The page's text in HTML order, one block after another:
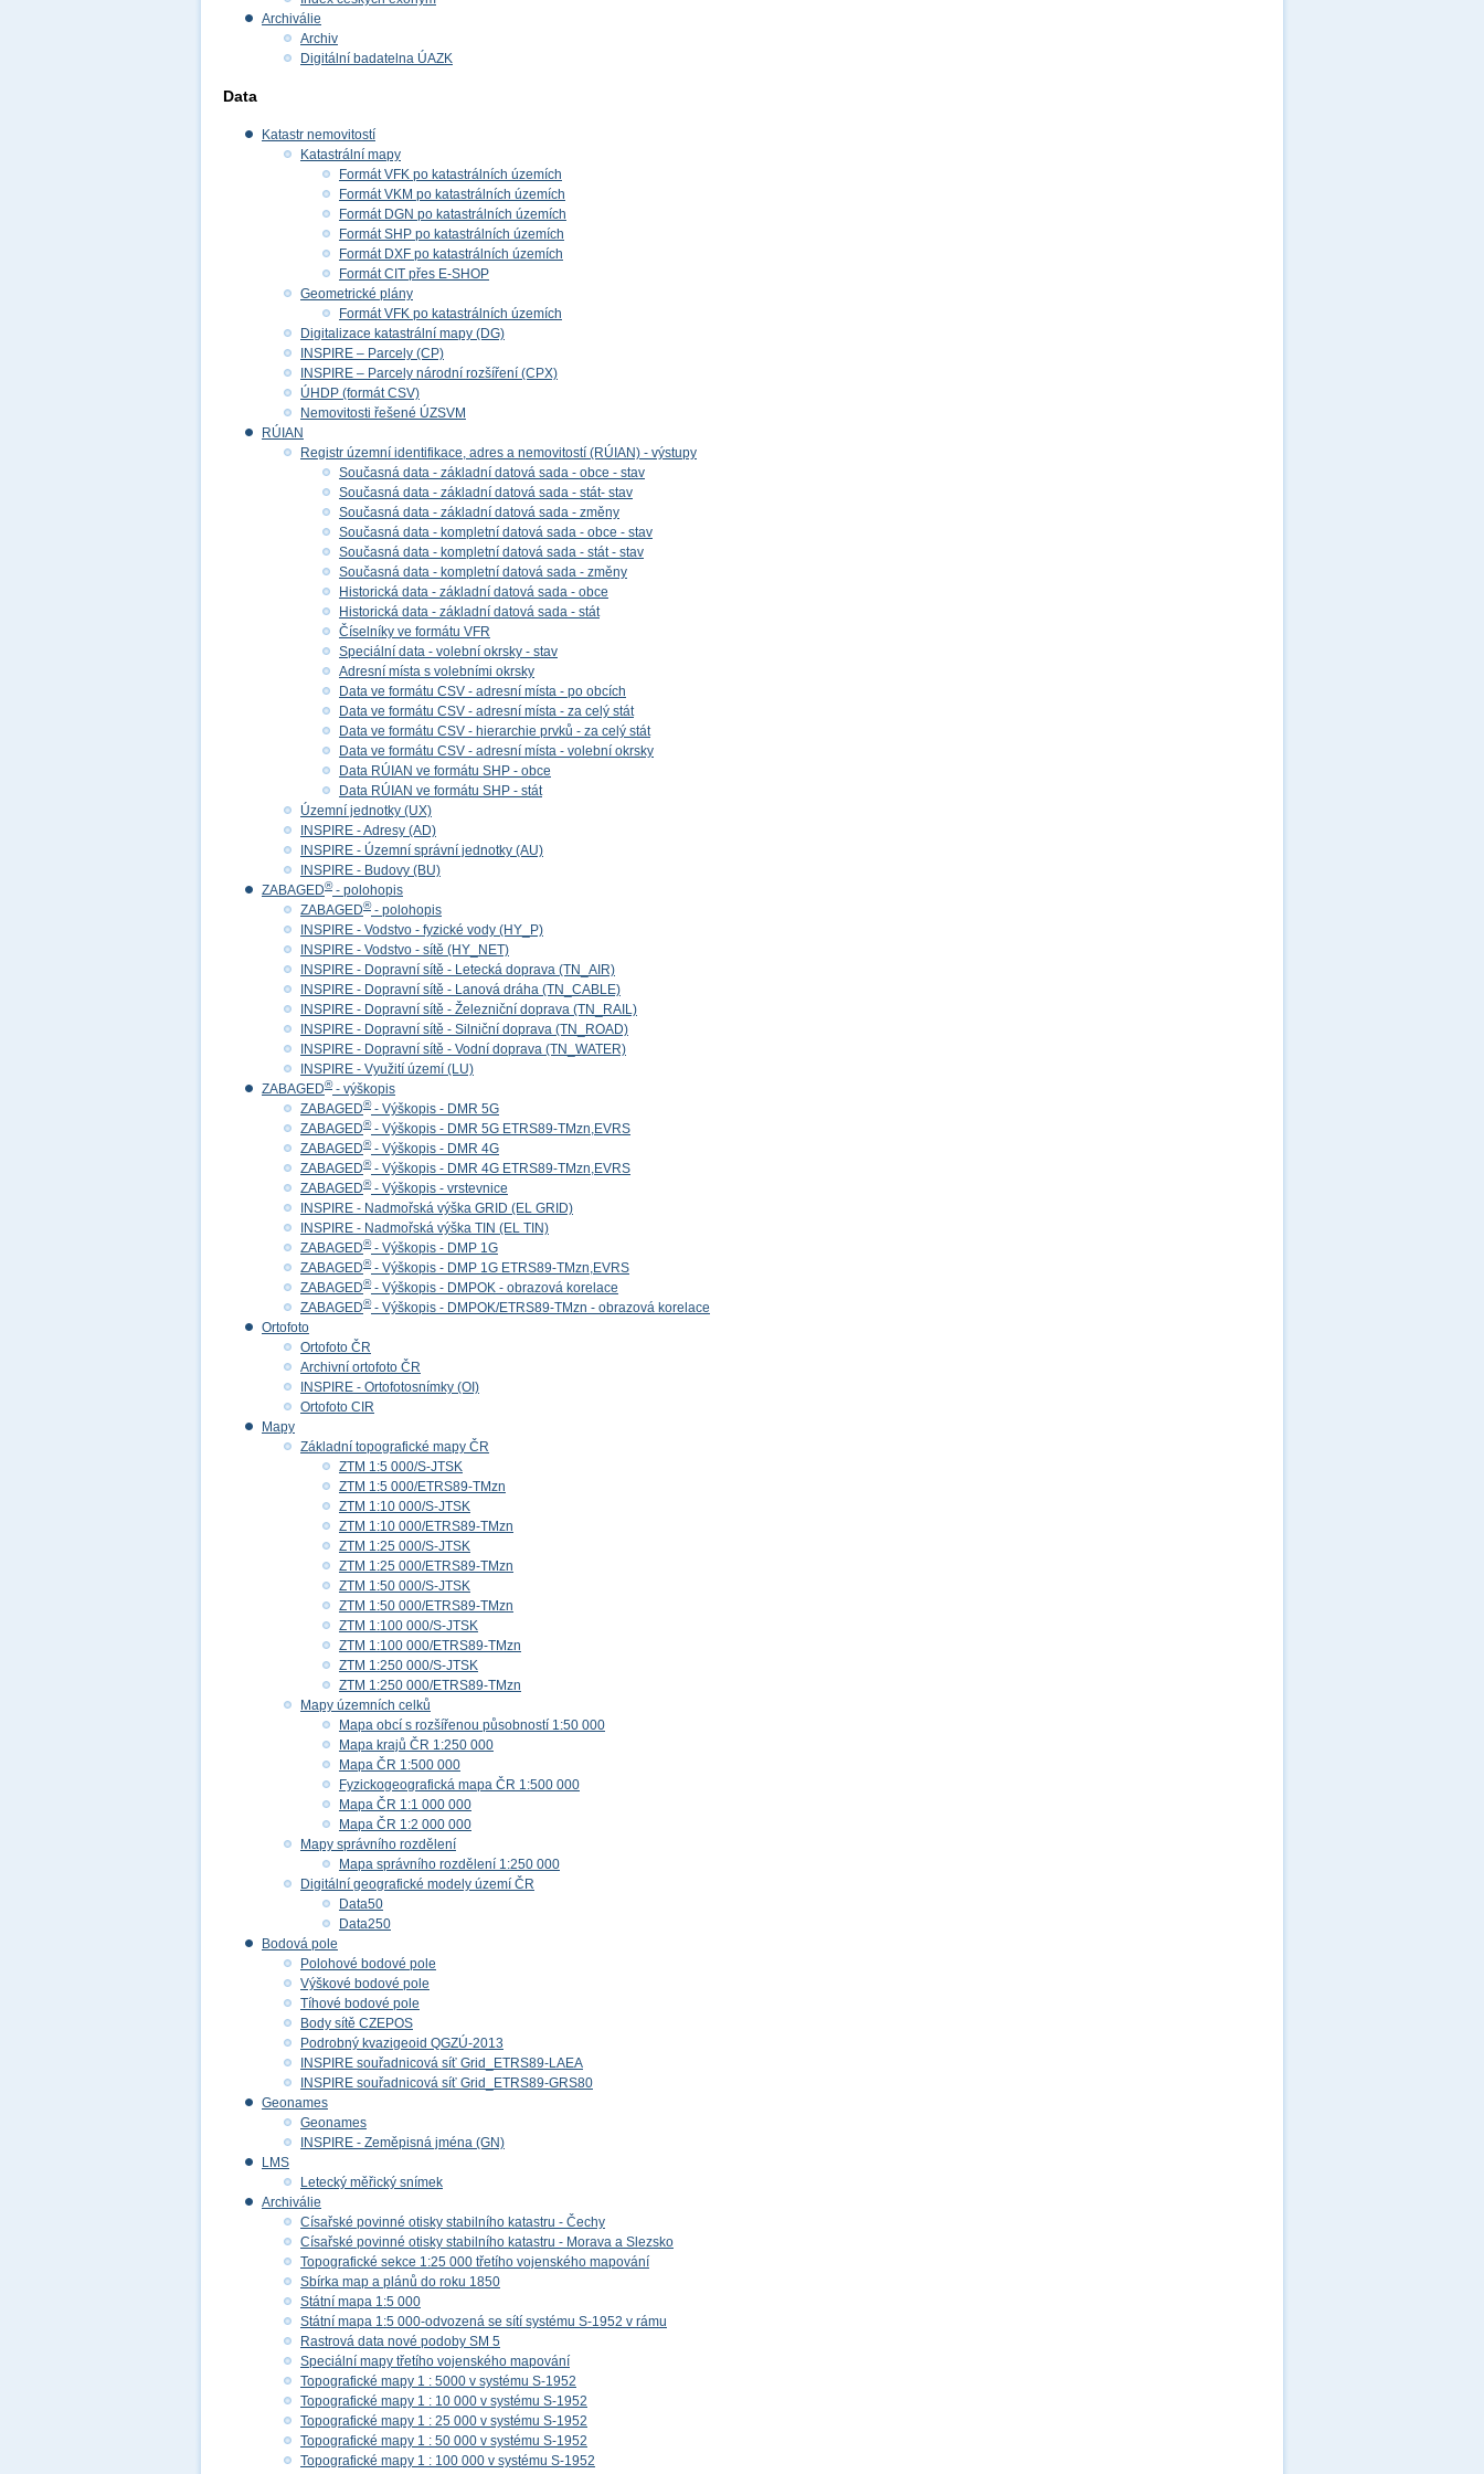
Archiválie
Archiv
Digitální badatelna ÚAZK
Data
Katastr nemovitostí
Katastrální mapy
Formát VFK po katastrálních územích
Formát VKM po katastrálních územích
Formát DGN po katastrálních územích
Formát SHP po katastrálních územích
Formát DXF po katastrálních územích
Formát CIT přes E-SHOP
Geometrické plány
Formát VFK po katastrálních územích
Digitalizace katastrální mapy (DG)
INSPIRE – Parcely (CP)
INSPIRE – Parcely národní rozšíření (CPX)
ÚHDP (formát CSV)
Nemovitosti řešené ÚZSVM
RÚIAN
Registr územní identifikace, adres a nemovitostí (RÚIAN) - výstupy
Současná data - základní datová sada - obce - stav
Současná data - základní datová sada - stát- stav
Současná data - základní datová sada - změny
Současná data - kompletní datová sada - obce - stav
Současná data - kompletní datová sada - stát - stav
Současná data - kompletní datová sada - změny
Historická data - základní datová sada - obce
Historická data - základní datová sada - stát
Číselníky ve formátu VFR
Speciální data - volební okrsky - stav
Adresní místa s volebními okrsky
Data ve formátu CSV - adresní místa - po obcích
Data ve formátu CSV - adresní místa - za celý stát
Data ve formátu CSV - hierarchie prvků - za celý stát
Data ve formátu CSV - adresní místa - volební okrsky
Data RÚIAN ve formátu SHP - obce
Data RÚIAN ve formátu SHP - stát
Územní jednotky (UX)
INSPIRE - Adresy (AD)
INSPIRE - Územní správní jednotky (AU)
INSPIRE - Budovy (BU)
ZABAGED®- polohopis
ZABAGED®- polohopis
INSPIRE - Vodstvo - fyzické vody (HY_P)
INSPIRE - Vodstvo - sítě (HY_NET)
INSPIRE - Dopravní sítě - Letecká doprava (TN_AIR)
INSPIRE - Dopravní sítě - Lanová dráha (TN_CABLE)
INSPIRE - Dopravní sítě - Železniční doprava (TN_RAIL)
INSPIRE - Dopravní sítě - Silniční doprava (TN_ROAD)
INSPIRE - Dopravní sítě - Vodní doprava (TN_WATER)
INSPIRE - Využití území (LU)
ZABAGED®- výškopis
ZABAGED®- Výškopis - DMR 5G
ZABAGED®- Výškopis - DMR 5G ETRS89-TMzn,EVRS
ZABAGED®- Výškopis - DMR 4G
ZABAGED®- Výškopis - DMR 4G ETRS89-TMzn,EVRS
ZABAGED®- Výškopis - vrstevnice
INSPIRE - Nadmořská výška GRID (EL GRID)
INSPIRE - Nadmořská výška TIN (EL TIN)
ZABAGED®- Výškopis - DMP 1G
ZABAGED®- Výškopis - DMP 1G ETRS89-TMzn,EVRS
ZABAGED®- Výškopis - DMPOK - obrazová korelace
ZABAGED®- Výškopis - DMPOK/ETRS89-TMzn - obrazová korelace
Ortofoto
Ortofoto ČR
Archivní ortofoto ČR
INSPIRE - Ortofotosnímky (OI)
Ortofoto CIR
Mapy
Základní topografické mapy ČR
ZTM 1:5 000/S-JTSK
ZTM 1:5 000/ETRS89-TMzn
ZTM 1:10 000/S-JTSK
ZTM 1:10 000/ETRS89-TMzn
ZTM 1:25 000/S-JTSK
ZTM 1:25 000/ETRS89-TMzn
ZTM 1:50 000/S-JTSK
ZTM 1:50 000/ETRS89-TMzn
ZTM 1:100 000/S-JTSK
ZTM 1:100 000/ETRS89-TMzn
ZTM 1:250 000/S-JTSK
ZTM 1:250 000/ETRS89-TMzn
Mapy územních celků
Mapa obcí s rozšířenou působností 1:50 000
Mapa krajů ČR 1:250 000
Mapa ČR 1:500 000
Fyzickogeografická mapa ČR 1:500 000
Mapa ČR 1:1 000 000
Mapa ČR 1:2 000 000
Mapy správního rozdělení
Mapa správního rozdělení 1:250 000
Digitální geografické modely území ČR
Data50
Data250
Bodová pole
Polohové bodové pole
Výškové bodové pole
Tíhové bodové pole
Body sítě CZEPOS
Podrobný kvazigeoid QGZÚ-2013
INSPIRE souřadnicová síť Grid_ETRS89-LAEA
INSPIRE souřadnicová síť Grid_ETRS89-GRS80
Geonames
Geonames
INSPIRE - Zeměpisná jména (GN)
LMS
Letecký měřický snímek
Archiválie
Císařské povinné otisky stabilního katastru - Čechy
Císařské povinné otisky stabilního katastru - Morava a Slezsko
Topografické sekce 1:25 000 třetího vojenského mapování
Sbírka map a plánů do roku 1850
Státní mapa 1:5 000
Státní mapa 1:5 000-odvozená se sítí systému S-1952 v rámu
Rastrová data nové podoby SM 5
Speciální mapy třetího vojenského mapování
Topografické mapy 1 : 5000 v systému S-1952
Topografické mapy 1 : 10 000 v systému S-1952
Topografické mapy 1 : 25 000 v systému S-1952
Topografické mapy 1 : 50 000 v systému S-1952
Topografické mapy 1 : 100 000 v systému S-1952